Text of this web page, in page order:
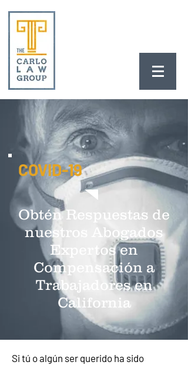
Obtén Respuestas de
nuestros Abogados
Expertos en
Compensación a
Trabajadores en
California
COVID-19
Si tú o algún ser querido ha sido